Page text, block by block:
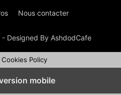
Nous contacter
- Designed By AshdodCafe
Policy
mobile